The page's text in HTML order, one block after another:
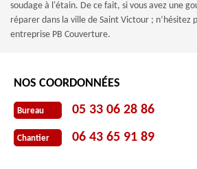
soudage à l'étain. De ce fait, si vous avez une
réparer dans la ville de Saint Victour ; n’hésitez
entreprise PB Couverture.
NOS COORDONNÉES
Bureau 05 33 06 28 86
Chantier 06 43 65 91 89